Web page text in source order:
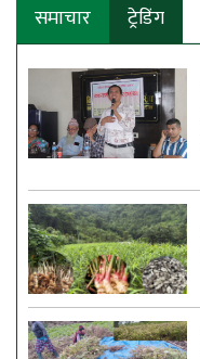
समाचार ट्रेडिंग